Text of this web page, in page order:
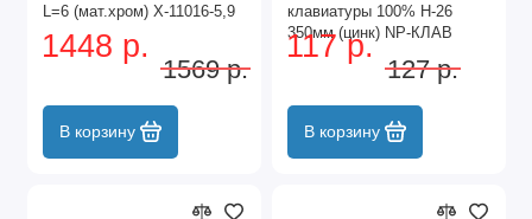
L=6 (мат.хром) Х-11016-5,9
1448 р.
1569 р.
В корзину
клавиатуры 100% Н-26
350мм (цинк) NP-КЛАВ
117 р.
127 р.
В корзину